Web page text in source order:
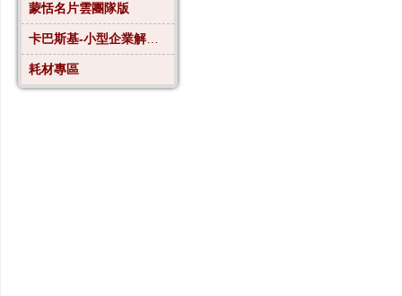
蒙恬名片雲團隊版
卡巴斯基-小型企業解決方案4
耗材專區